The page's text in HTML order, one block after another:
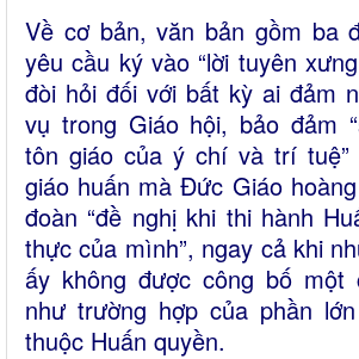
Về cơ bản, văn bản gồm ba
yêu cầu ký vào “lời tuyên
đòi hỏi đối với bất kỳ ai đảm
vụ trong Giáo hội, bảo đảm
tôn giáo của ý chí và trí tuệ”
giáo huấn mà Đức Giáo
đoàn “đề nghị khi thi hành
thực của mình”, ngay cả khi
ấy không được công bố một
như trường hợp của phần
thuộc Huấn quyền.